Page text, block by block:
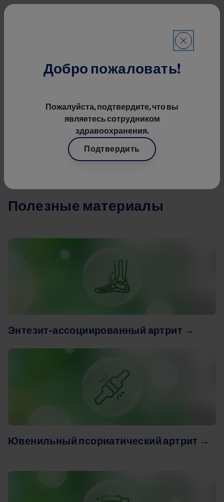
Перейти к основному
Ювенильный
Полезные материалы
Энтезит-ассоциированный артрит →
Ювенильный псориатический артрит →
Добро пожаловать!
Пожалуйста, подтвердите, что вы
являетесь сотрудником
здравоохранения.
Подтвердить